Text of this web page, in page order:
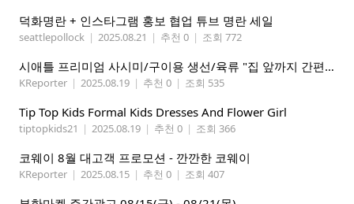
덕화명란 + 인스타그램 홍보 협업 튜브 명란 세일
seattlepollock | 2025.08.21 | 추천 0 | 조회 772
시애틀 프리미엄 사시미/구이용 생선/육류 "집 앞까지 간편하게" – 영오션샵닷컴
KReporter | 2025.08.19 | 추천 0 | 조회 535
Tip Top Kids Formal Kids Dresses And Flower Girl
tiptopkids21 | 2025.08.19 | 추천 0 | 조회 366
코웨이 8월 대고객 프로모션 - 깐깐한 코웨이
KReporter | 2025.08.15 | 추천 0 | 조회 407